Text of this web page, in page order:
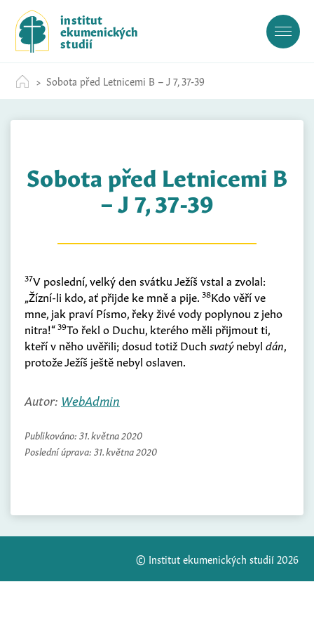
c
institut
ekumenických
studií
Sobota před Letnicemi B – J 7, 37-39
Sobota před Letnicemi B
– J 7, 37-39
37V poslední, velký den svátku Ježíš vstal a zvolal:
„Žízní-li kdo, ať přijde ke mně a pije. 38Kdo věří ve
mne, jak praví Písmo, řeky živé vody poplynou z jeho
nitra!“39To řekl o Duchu, kterého měli přijmout ti,
kteří v něho uvěřili; dosud totiž Duch svatýnebyl dán,
protože Ježíš ještě nebyl oslaven.
Autor: WebAdmin
Publikováno: 31. května 2020
Poslední úprava: 31. května 2020
© Institut ekumenických studií 2026